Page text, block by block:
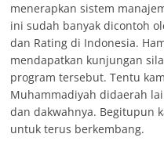
menerapkan sistem
ini sudah banyak dicontoh
dan Rating di Indonesia.
mendapatkan kunjungan
program tersebut. Tentu
Muhammadiyah didaerah
dan dakwahnya. Begitupun
untuk terus berkembang.